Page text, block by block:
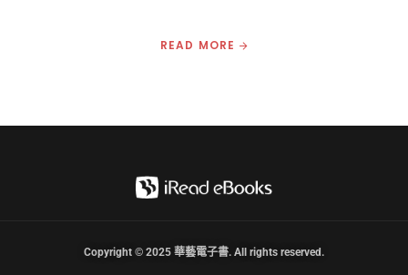
READ MORE
Copyright © 2025 華藝電子書. All rights reserved.